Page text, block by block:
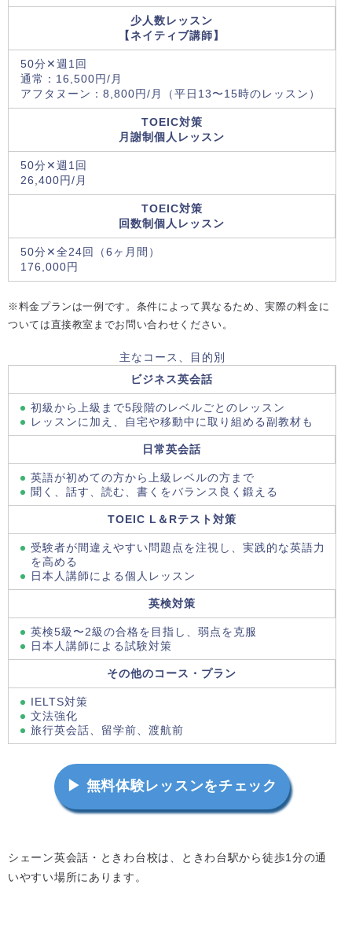
少人数レッスン
【ネイティブ講師】
50分✕週1回
通常：16,500円/月
アフタヌーン：8,800円/月（平日13〜15時のレッスン）
TOEIC対策
月謝制個人レッスン
50分✕週1回
26,400円/月
TOEIC対策
回数制個人レッスン
50分✕全24回（6ヶ月間）
176,000円
※料金プランは一例です。条件によって異なるため、実際の料金に
ついては直接教室までお問い合わせください。
主なコース、目的別
ビジネス英会話
初級から上級まで5段階のレベルごとのレッスン
レッスンに加え、自宅や移動中に取り組める副教材も
日常英会話
英語が初めての方から上級レベルの方まで
聞く、話す、読む、書くをバランス良く鍛える
TOEIC L＆Rテスト対策
受験者が間違えやすい問題点を注視し、実践的な英語力
を高める
日本人講師による個人レッスン
英検対策
英検5級〜2級の合格を目指し、弱点を克服
日本人講師による試験対策
その他のコース・プラン
IELTS対策
文法強化
旅行英会話、留学前、渡航前
▶ 無料体験レッスンをチェック
シェーン英会話・ときわ台校は、ときわ台駅から徒歩1分の通
いやすい場所にあります。